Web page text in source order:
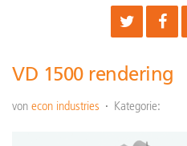
VD 1500 rendering
von econ industries Kategorie: